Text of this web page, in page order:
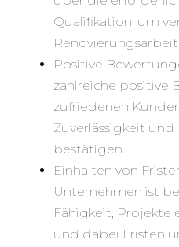
Qualifikation, um
Positive
zahlreiche positive
zufriedenen
Zuverlässigkeit und
bestätigen.
Einhalten von
Unternehmen ist
Fähigkeit, Projekte
und dabei Fristen